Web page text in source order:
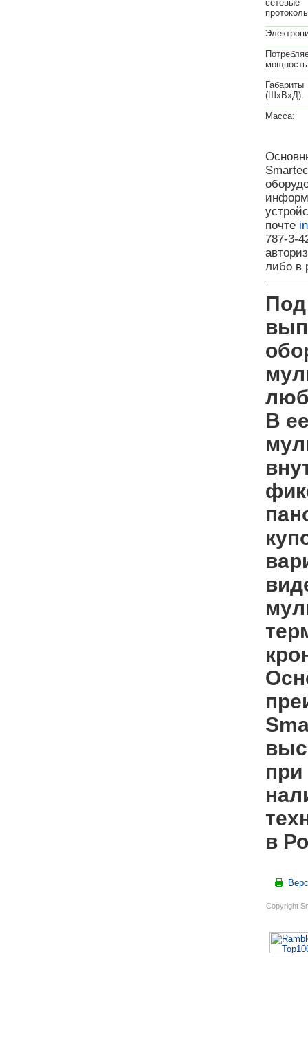
сетевые
Габариты
(ШхВхД):
Масса:
почте
787-3-
либо в
Под
В
при
в
Copyright